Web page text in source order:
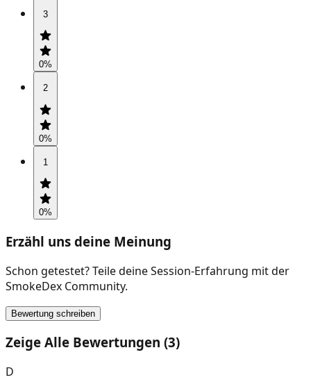
3
0%
2
0%
1
0%
Erzähl uns deine Meinung
Schon getestet? Teile deine Session-Erfahrung mit der
SmokeDex Community.
Bewertung schreiben
Zeige Alle Bewertungen (3)
D